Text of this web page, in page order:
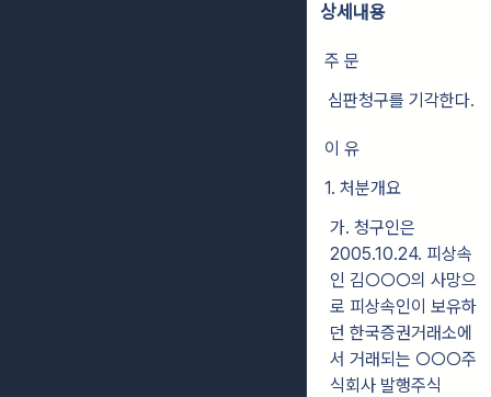
상세내용
주 문
심판청구를 기각한다.
이 유
1. 처분개요
가. 청구인은
2005.10.24. 피상속
인 김○○○의 사망으
로 피상속인이 보유하
던 한국증권거래소에
서 거래되는 ○○○주
식회사 발행주식